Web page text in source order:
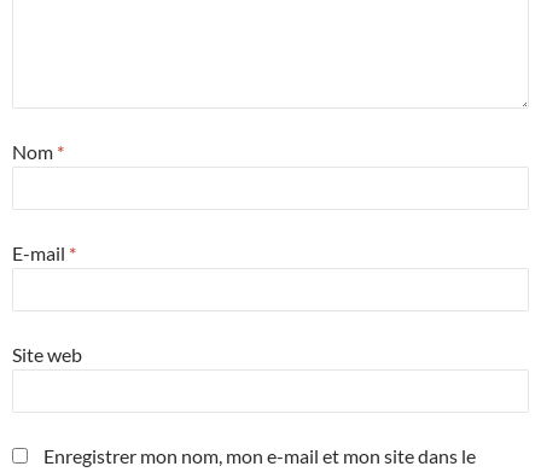
Nom *
E-mail *
Site web
Enregistrer mon nom, mon e-mail et mon site dans le